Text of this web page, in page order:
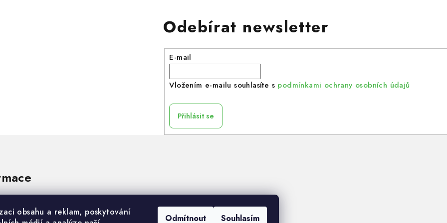
obsahu a reklam, poskytování
Odmítnout Souhlasím
Odebírat newsletter
E-mail
Vložením e-mailu souhlasíte s podmínkami ochrany osobních údajů
Přihlásit se